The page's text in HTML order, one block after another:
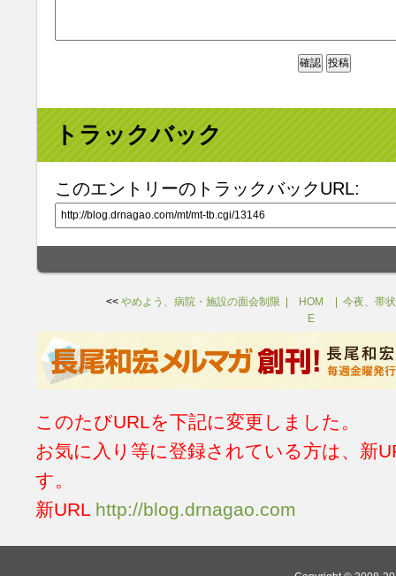
トラックバック
このエントリーのトラックバックURL:
<< やめよう、病院・施設の面会制限
HOM
E
今夜、帯
このたびURLを下記に変更しました。
お気に入り等に登録されている方は、新
す。
新URL http://blog.drnagao.com